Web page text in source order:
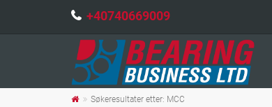
+40740669009
Søkeresultater etter: MCC